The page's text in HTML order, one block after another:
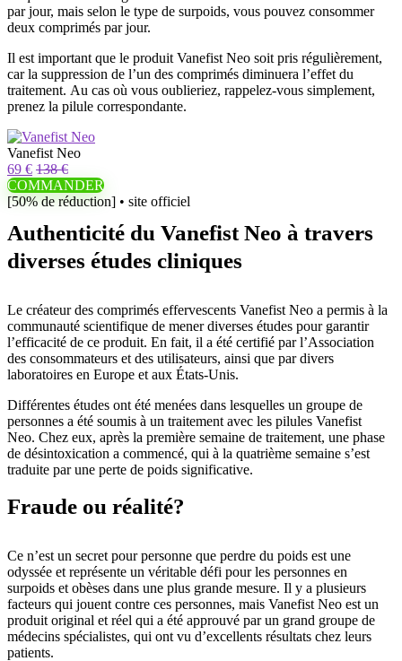
par jour, mais selon le type de surpoids, vous pouvez consommer
deux comprimés par jour.
Il est important que le produit Vanefist Neo soit pris régulièrement,
car la suppression de l’un des comprimés diminuera l’effet du
traitement. Au cas où vous oublieriez, rappelez-vous simplement,
prenez la pilule correspondante.
Vanefist Neo
69 € 138 €
COMMANDER
[50% de réduction] • site officiel
Authenticité du Vanefist Neo à travers
diverses études cliniques
Le créateur des comprimés effervescents Vanefist Neo a permis à la
communauté scientifique de mener diverses études pour garantir
l’efficacité de ce produit. En fait, il a été certifié par l’Association
des consommateurs et des utilisateurs, ainsi que par divers
laboratoires en Europe et aux États-Unis.
Différentes études ont été menées dans lesquelles un groupe de
personnes a été soumis à un traitement avec les pilules Vanefist
Neo. Chez eux, après la première semaine de traitement, une phase
de désintoxication a commencé, qui à la quatrième semaine s’est
traduite par une perte de poids significative.
Fraude ou réalité?
Ce n’est un secret pour personne que perdre du poids est une
odyssée et représente un véritable défi pour les personnes en
surpoids et obèses dans une plus grande mesure. Il y a plusieurs
facteurs qui jouent contre ces personnes, mais Vanefist Neo est un
produit original et réel qui a été approuvé par un grand groupe de
médecins spécialistes, qui ont vu d’excellents résultats chez leurs
patients.